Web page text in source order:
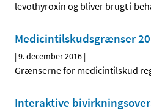
levothyroxin og bliver brugt i
Medicintilskudsgrænser
|9. december 2016 |
Grænserne for medicintilskud
Interaktive